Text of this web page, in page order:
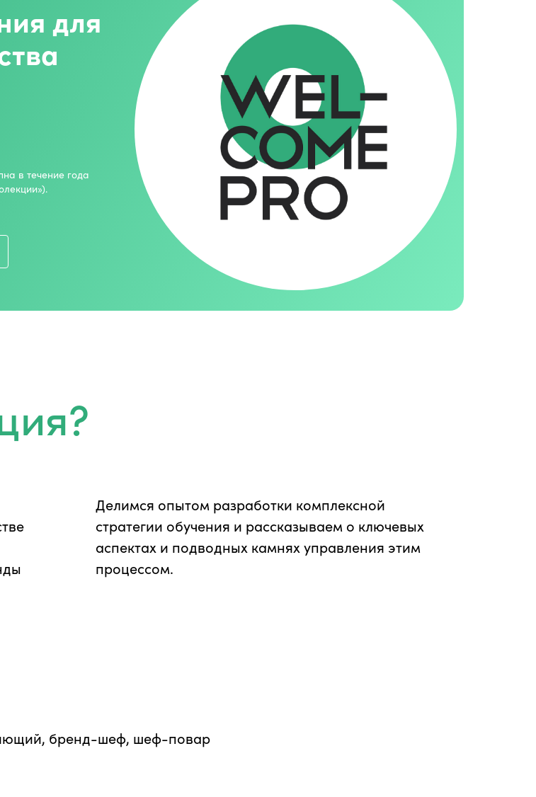
для
в течение года
Делимся опытом разработки комплексной
стратегии обучения и рассказываем о ключевых
аспектах и подводных камнях управления этим
процессом.
бренд-шеф, шеф-повар